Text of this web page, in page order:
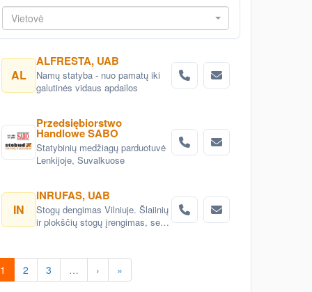
Vietovė
AL
ALFRESTA, UAB
Namų statyba - nuo pamatų iki
galutinės vidaus apdailos
Przedsiębiorstwo
Handlowe SABO
Statybinių medžiagų parduotuvė
Lenkijoje, Suvalkuose
IN
INRUFAS, UAB
Stogų dengimas Vilniuje. Šlaiinių
ir plokščių stogų įrengimas, seno
montavimas Vilnius. stogo
skardinimas Vilniuje. Stogų
remonto darbai, stogo renovacija
1 2 3 … › »